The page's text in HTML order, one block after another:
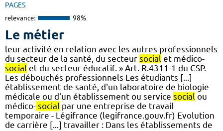
PAGES
relevance: 98%
Le métier
leur activité en relation avec les autres professionnels
du secteur de la santé, du secteur social et médico-
social et du secteur éducatif. » Art. R.4311-1 du CSP.
Les débouchés professionnels Les étudiants [...]
établissement de santé, d'un laboratoire de biologie
médicale ou d'un établissement ou service social ou
médico- social par une entreprise de travail
temporaire - Légifrance (legifrance.gouv.fr) Evolution
de carrière [...] travailler : Dans les établissements de